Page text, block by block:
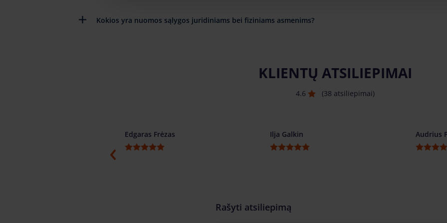
Kokios yra nuomos sąlygos juridiniams bei fiziniams asmenims?
KLIENTŲ ATSILIEPIMAI
4.6 (38 atsiliepimai)
Edgaras Frėzas Ilja Galkin Audrius
Rašyti atsiliepimą